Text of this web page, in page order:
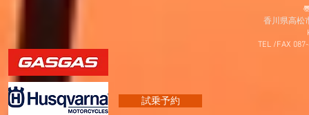
試乗予約
香川県高松
TEL /FAX